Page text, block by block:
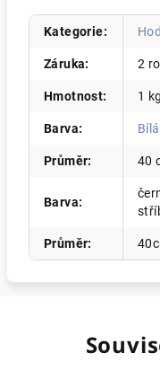
Kategorie:
Záruka: 2
Hmotnost: 1 kg
Barva: Bílá
Průměr: 40
Barva:
Průměr: